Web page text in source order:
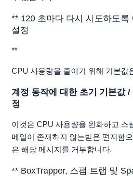
** 120 초마다 다시 시도하도록
설정
**
CPU 사용량을 줄이기 위해 기본값
계정 동작에 대한 초기 기본값 /
정
이것은 CPU 사용량을 완화하고 스
메일이 존재하지 않는받은 편지함
은 해당 메시지를 거부합니다.
** BoxTrapper, 스팸 트랩 및